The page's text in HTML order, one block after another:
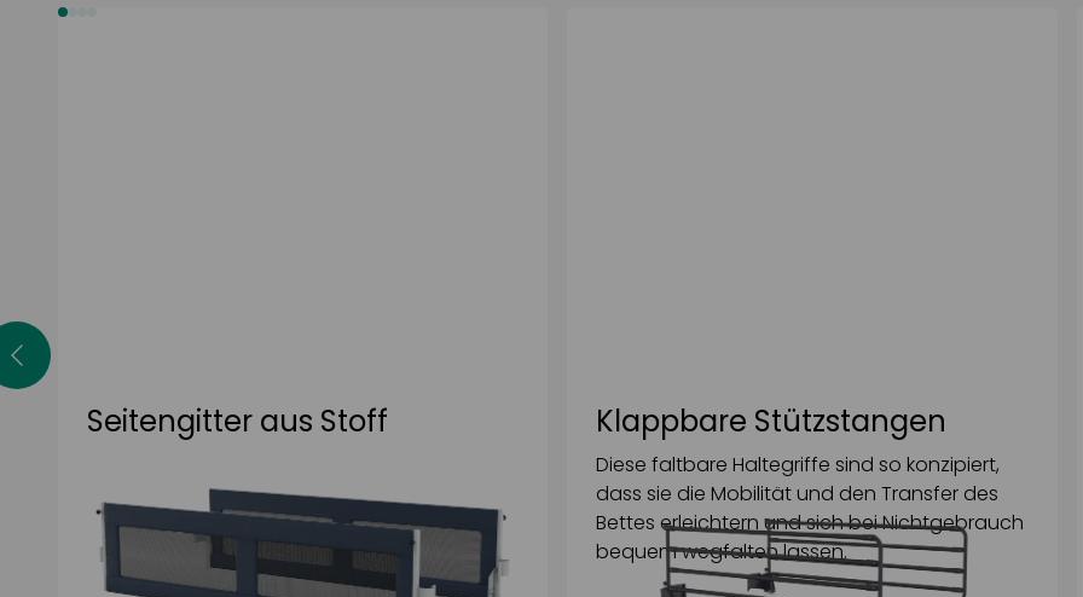
Seitengitter aus Stoff
integrierter Polsterung schaffen eine
sicherere Umgebung für den Benutzer.
Klappbare Stützstangen
Diese faltbare Haltegriffe sind so konzipiert,
dass sie die Mobilität und den Transfer des
Bettes erleichtern und sich bei Nichtgebrauch
bequem wegfalten lassen.